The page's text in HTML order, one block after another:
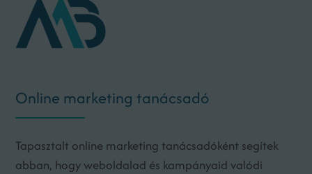
Online marketing tanácsadó
Tapasztalt online marketing tanácsadóként segítek
abban, hogy weboldalad és kampányaid valódi